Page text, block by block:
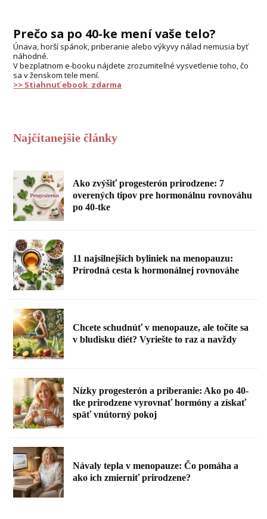
Prečo sa po 40-ke mení vaše telo?
Únava, horší spánok, priberanie alebo výkyvy nálad nemusia byť
náhodné.
V bezplatnom e-booku nájdete zrozumiteľné vysvetlenie toho, čo
sa v ženskom tele mení.
>> Stiahnuť ebook zdarma
Najčítanejšie články
Ako zvýšiť progesterón prirodzene: 7
overených tipov pre hormonálnu rovnováhu
po 40-tke
11 najsilnejších byliniek na menopauzu:
Prírodná cesta k hormonálnej rovnováhe
Chcete schudnúť v menopauze, ale točíte sa
v bludisku diét? Vyriešte to raz a navždy
Nízky progesterón a priberanie: Ako po 40-
tke prirodzene vyrovnať hormóny a získať
späť vnútorný pokoj
Návaly tepla v menopauze: Čo pomáha a
ako ich zmierniť prirodzene?